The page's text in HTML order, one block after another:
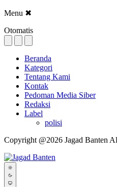
Menu ✖
Otomatis
Beranda
Kategori
Tentang Kami
Kontak
Pedoman Media Siber
Redaksi
Label
polisi
Copyright @2026 Jagad Banten